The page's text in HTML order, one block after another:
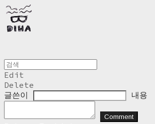
Edit
Delete
글쓴이
내용
Comment